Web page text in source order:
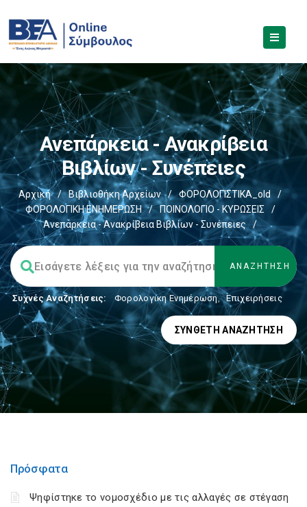
Ανεπάρκεια - Ανακρίβεια
Βιβλίων - Συνέπειες
Αρχική / Βιβλιοθήκη Αρχείων / ΦΟΡΟΛΟΓΙΣΤΙΚΑ_old
/
ΦΟΡΟΛΟΓΙΚΗ ΕΝΗΜΕΡΩΣΗ
/ ΠΟΙΝΟΛΟΓΙΟ - ΚΥΡΩΣΕΙΣ
/
Ανεπάρκεια - Ανακρίβεια Βιβλίων - Συνέπειες
/
Συχνές Αναζητήσεις: Φορολογικη Ενημέρωση, Επιχειρήσεις
ΣΎΝΘΕΤΗ ΑΝΑΖΉΤΗΣΗ
Πρόσφατα
Ψηφίστηκε το νομοσχέδιο με τις αλλαγές σε στέγαση